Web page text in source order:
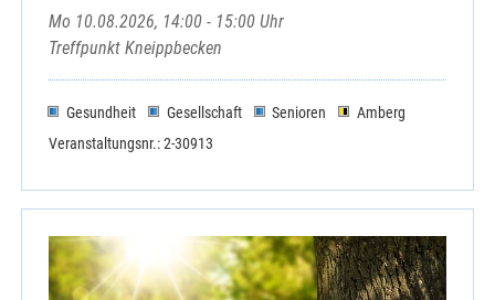
Mo 10.08.2026, 14:00 - 15:00 Uhr
Treffpunkt Kneippbecken
Gesundheit Gesellschaft Senioren
Amberg
Veranstaltungsnr.: 2-30913